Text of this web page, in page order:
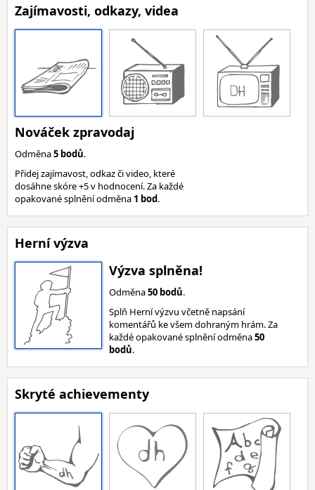
Zajímavosti, odkazy, videa
Nováček zpravodaj
Odměna5 bodů.
Přidej zajímavost, odkaz či video, které
dosáhne skóre +5 v hodnocení. Za každé
opakované splnění odměna 1 bod.
Herní výzva
Výzva splněna!
Odměna50 bodů.
Splň Herní výzvu včetně napsání
komentářů ke všem dohraným hrám. Za
každé opakované splnění odměna50
bodů.
Skryté achievementy